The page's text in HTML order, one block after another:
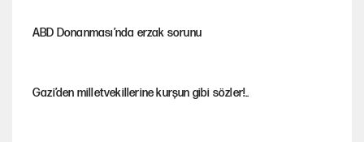
ABD Donanması’nda erzak sorunu
Gazi’den milletvekillerine kurşun gibi sözler!..